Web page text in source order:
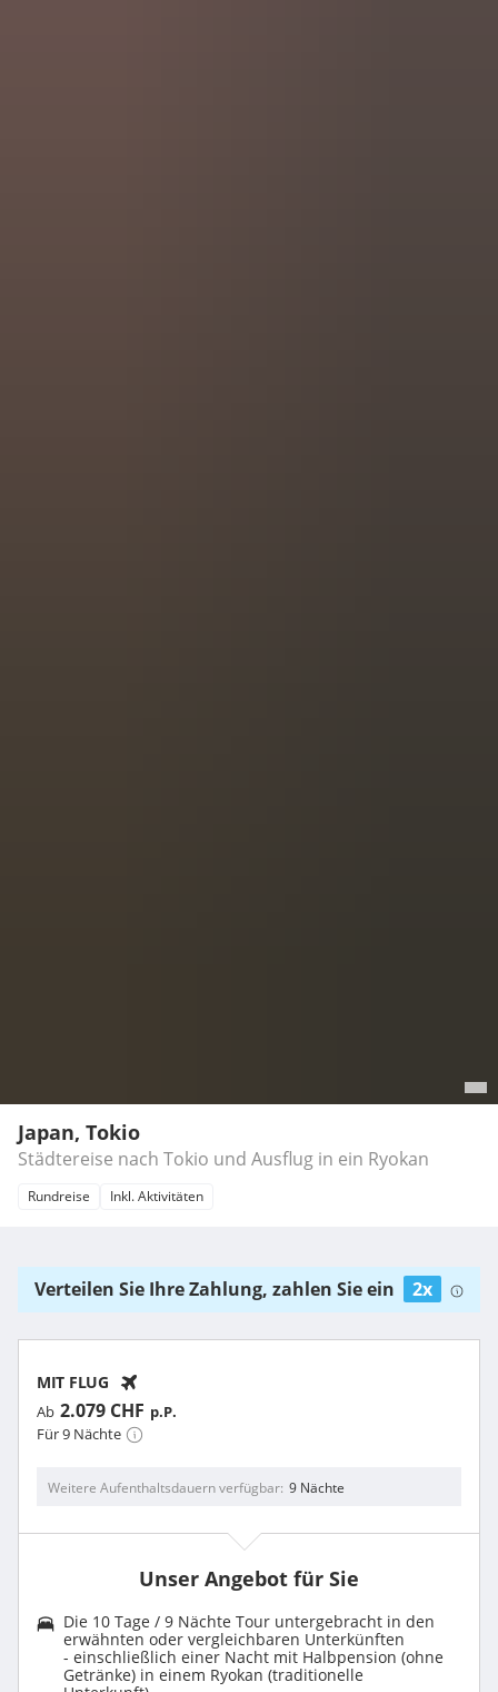
Japan, Tokio
Städtereise nach Tokio und Ausflug in ein Ryokan
Rundreise Inkl. Aktivitäten
Verteilen Sie Ihre Zahlung, zahlen Sie ein 2x
MIT FLUG
Ab 2.079 CHF p.P.
Für 9 Nächte
Weitere Aufenthaltsdauern verfügbar 9 Nächte
Unser Angebot für Sie
Die 10 Tage / 9 Nächte Tour untergebracht in den
erwähnten oder vergleichbaren Unterkünften
- einschließlich einer Nacht mit Halbpension (ohne
Getränke) in einem Ryokan (traditionelle